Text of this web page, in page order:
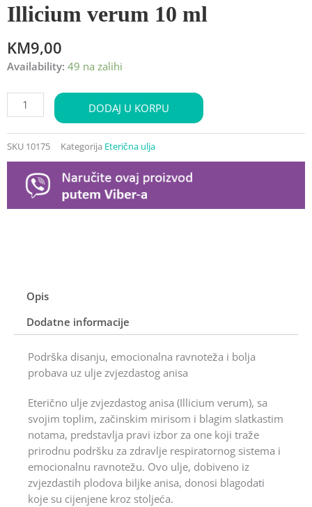
Illicium verum 10 ml
KM9,00
Availability: 49 na zalihi
Eterično
star
anisa
Illicium
verum
količina
DODAJ U KORPU
SKU 10175 Kategorija Eterična ulja
Opis
Dodatne informacije
Podrška disanju, emocionalna ravnoteža i bolja
probava uz ulje zvjezdastog anisa
Eterično ulje zvjezdastog anisa (Illicium verum), sa
svojim toplim, začinskim mirisom i blagim slatkastim
notama, predstavlja pravi izbor za one koji traže
prirodnu podršku za zdravlje respiratornog sistema i
emocionalnu ravnotežu. Ovo ulje, dobiveno iz
zvjezdastih plodova biljke anisa, donosi blagodati
koje su cijenjene kroz stoljeća.